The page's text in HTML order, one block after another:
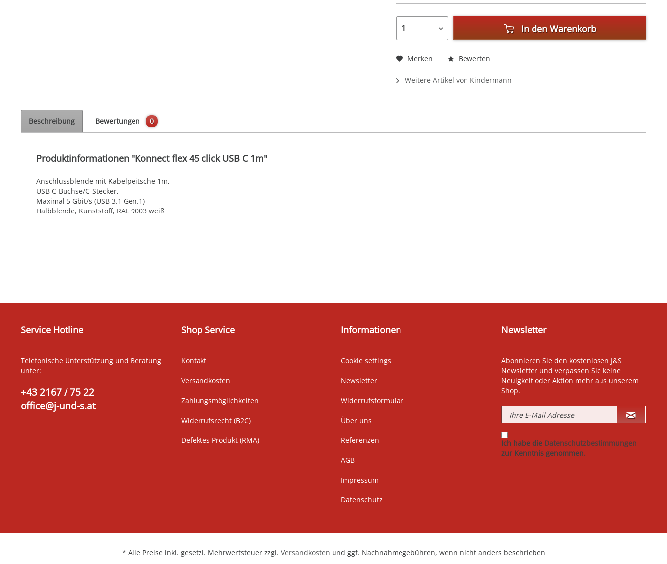
In den Warenkorb
Merken Bewerten
Weitere Artikel von Kindermann
Beschreibung Bewertungen 0
Produktinformationen "Konnect flex 45 click USB C 1m"
Anschlussblende mit Kabelpeitsche 1m,
USB C-Buchse/C-Stecker,
Maximal 5 Gbit/s (USB 3.1 Gen.1)
Halbblende, Kunststoff, RAL 9003 weiß
Service Hotline
Telefonische Unterstützung und Beratung
unter:
+43 2167 / 75 22
office@j-und-s.at
Shop Service
Kontakt
Versandkosten
Zahlungsmöglichkeiten
Widerrufsrecht (B2C)
Defektes Produkt (RMA)
Informationen
Cookie settings
Newsletter
Widerrufsformular
Über uns
Referenzen
AGB
Impressum
Datenschutz
Newsletter
Abonnieren Sie den kostenlosen J&S
Newsletter und verpassen Sie keine
Neuigkeit oder Aktion mehr aus unserem
Shop.
Ich habe die Datenschutzbestimmungen
zur Kenntnis genommen.
* Alle Preise inkl. gesetzl. Mehrwertsteuer zzgl. Versandkosten und ggf. Nachnahmegebühren, wenn nicht anders beschrieben